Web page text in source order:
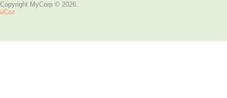
Copyright MyCorp © 2026.
uCoz